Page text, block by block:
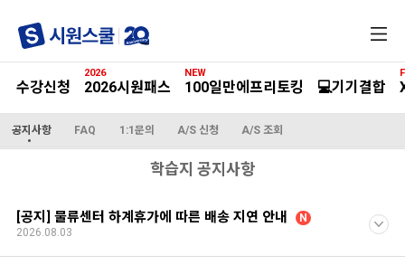
메
수강신청 2026시원패스
2026
100일만에프리토킹
NEW
💻기기결합
공지사항 FAQ 1:1문의 A/S 신청 A/S 조회
학습지 공지사항
[공지] 물류센터 하계휴가에 따른 배송 지연 안내
N
2026.08.03